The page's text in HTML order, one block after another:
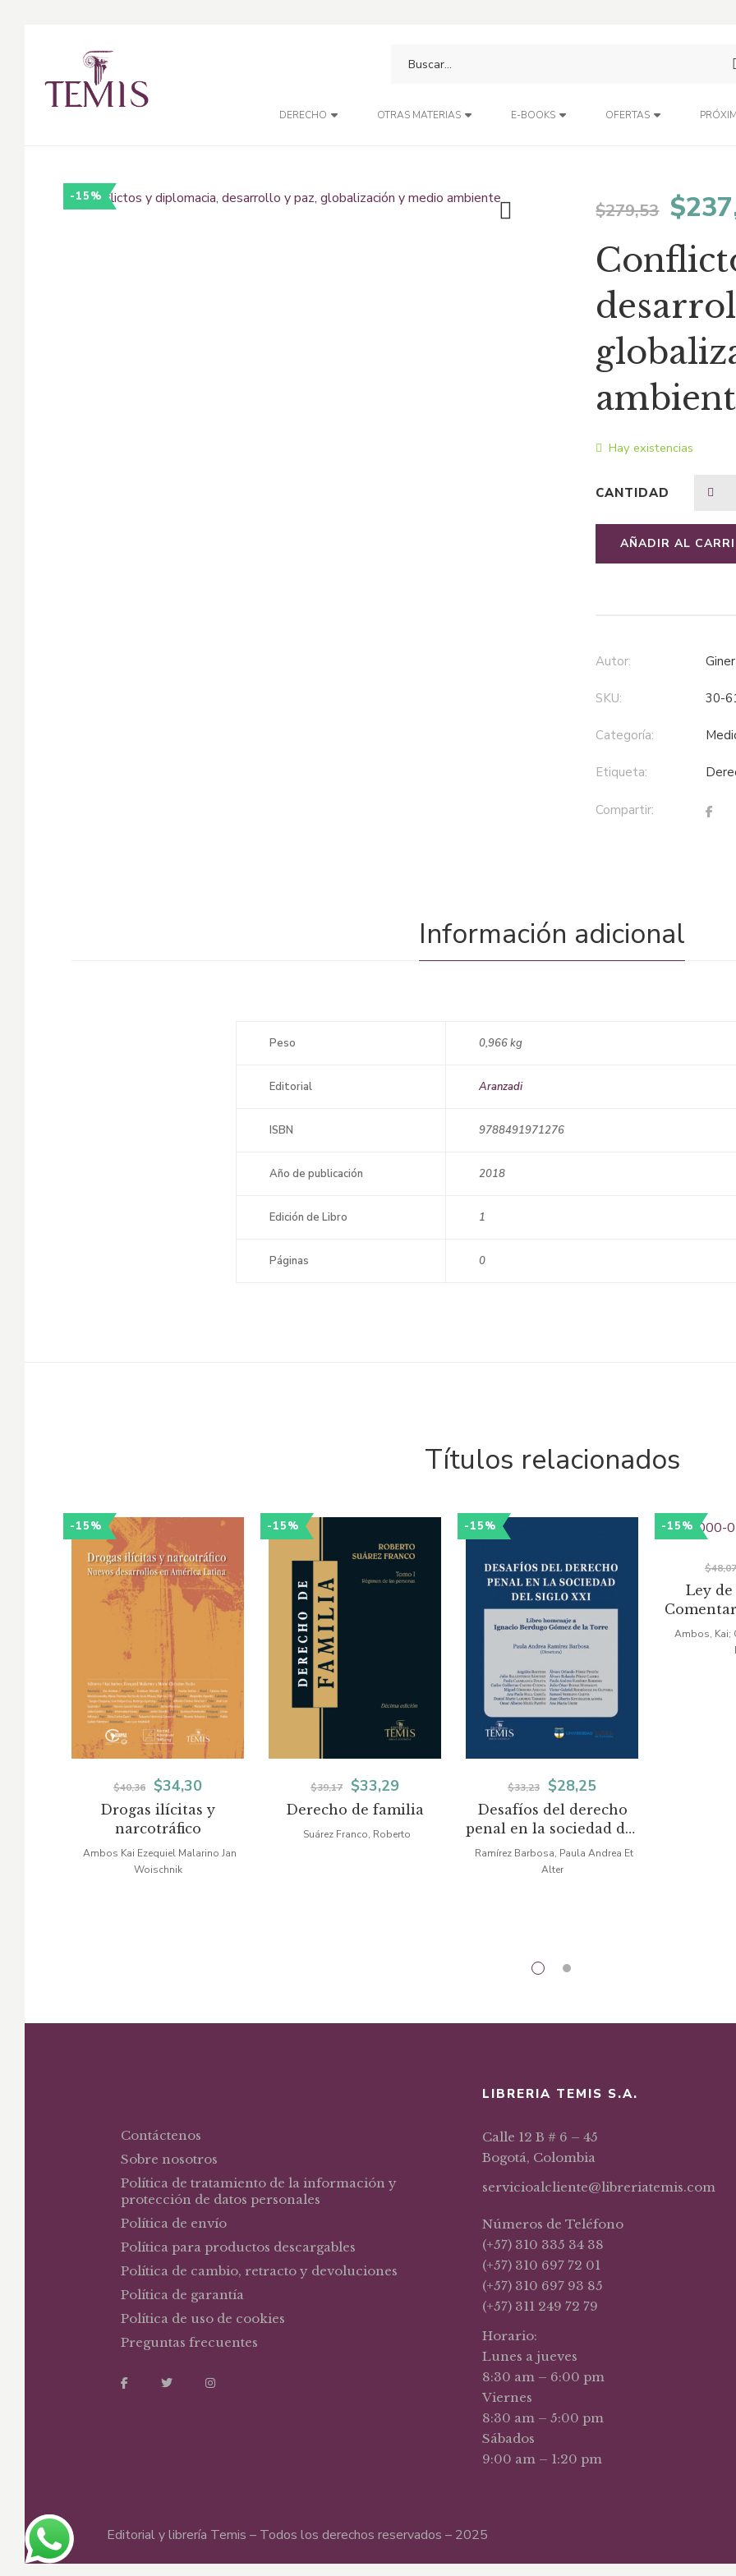
DERECHO OTRAS MATERIAS E-BOOKS OFERTAS
-15%
$279,53 El
era:
$
Hay existencias
CANTIDAD
AÑADIR AL
Autor:
SKU: 30-
Categoría:
Etiqueta:
Compartir:
Información adicional
Peso 0,966 kg
Editorial Aranzadi
ISBN 9788491971276
Año de publicación 2018
Edición de Libro 1
Páginas 0
Títulos relacionados
-15%
Drogas ilícitas y
narcotráfico
$40,36
El
precio
original
era:
$34,30El
precio
actual
Ambos Kai Ezequiel Malarino Jan
Woischnik
-15%
Derecho de familia
$39,17
El
precio
original
$33,29El
precio
actual
Suárez Franco, Roberto
-15%
Desafíos del derecho
penal en la sociedad del
siglo XXI
$33,23
El
precio
original
era:
$28,25El
precio
actual
Ramírez Barbosa, Paula Andrea Et
Alter
-15%
Ley
$48,07
Ambos, Kai;
Contáctenos
Sobre nosotros
Política de tratamiento de la información y
protección de datos personales
Política de envío
Política para productos descargables
Política de cambio, retracto y devoluciones
Política de garantía
Política de uso de cookies
Preguntas frecuentes
LIBRERIA TEMIS S.A.
Calle 12 B # 6 – 45
Bogotá, Colombia
servicioalcliente@libreriatemis.com
Números de Teléfono
(+57) 310 335 34 38
(+57) 310 697 72 01
(+57) 310 697 93 85
(+57) 311 249 72 79
Horario:
Lunes a jueves
8:30 am – 6:00 pm
Viernes
8:30 am – 5:00 pm
Sábados
9:00 am – 1:20 pm
Editorial y librería Temis – Todos los derechos reservados – 2025